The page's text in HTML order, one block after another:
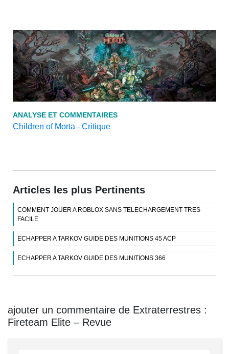
ANALYSE ET COMMENTAIRES
Children of Morta - Critique
Articles les plus Pertinents
COMMENT JOUER A ROBLOX SANS TELECHARGEMENT TRES
FACILE
ECHAPPER A TARKOV GUIDE DES MUNITIONS 45 ACP
ECHAPPER A TARKOV GUIDE DES MUNITIONS 366
ajouter un commentaire de Extraterrestres :
Fireteam Elite – Revue